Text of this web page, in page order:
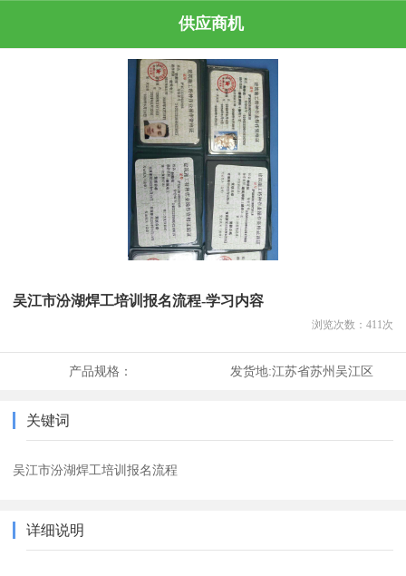
供应商机
吴江市汾湖焊工培训报名流程-学习内容
浏览次数： 411 次
产品规格： 发货地:江苏省苏州吴江区
关键词
吴江市汾湖焊工培训报名流程
详细说明